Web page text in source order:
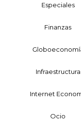
Especiales
Finanzas
Infraestructura
Internet
Ocio